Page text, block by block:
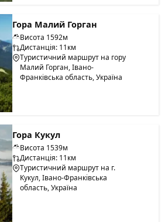
Гора Малий Горган
Висота 1592м
Дистанція: 11км
Туристичний маршрут на гору
Малий Горган, Івано-
Франківська область, Україна
Гора Кукул
Висота 1539м
Дистанція: 11км
Туристичний маршрут на г.
Кукул, Івано-Франківська
область, Україна